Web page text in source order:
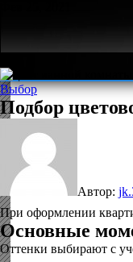
Выбор
Подбор
Автор:
При оформлении
Основные
Оттенки выбирают с